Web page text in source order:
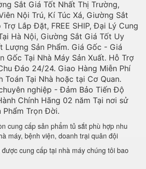
Sắt Giá Tốt Nhất Thị Trường,
Nội Trú, Kí Túc Xá, Giường Sắt
Lắp Đặt, FREE SHIP, Đại Lý Cung
Hà Nội, Giường Sắt Giá Tốt Uy
Lượng Sản Phẩm. Giá Gốc - Giá
Gốc Tại Nhà Máy Sản Xuất. Hỗ Trợ
Đáo 24/24. Giao Hàng Miễn Phí
Toán Tại Nhà hoặc tại Cơ Quan.
nghiệp - Đảm Bảo Tiến Độ
Chính Hãng 02 năm Tại nơi sử
Phẩm Trọn Đời.
cung cấp sản phẩm tủ sắt phù hợp nhu
máy, bệnh viện, doanh trại quân đội
cung cấp tại nhà máy chúng tôi bao